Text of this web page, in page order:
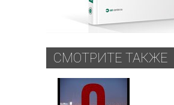
СМОТРИТЕ ТАКЖЕ